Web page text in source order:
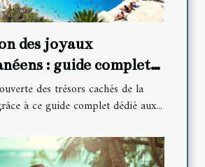
des joyaux
: guide complet
incontournables
des trésors cachés de la
à ce guide complet dédié aux...